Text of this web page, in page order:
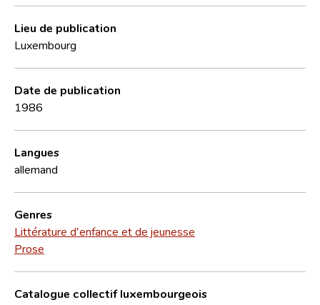
Lieu de publication
Luxembourg
Date de publication
1986
Langues
allemand
Genres
Littérature d'enfance et de jeunesse
Prose
Catalogue collectif luxembourgeois